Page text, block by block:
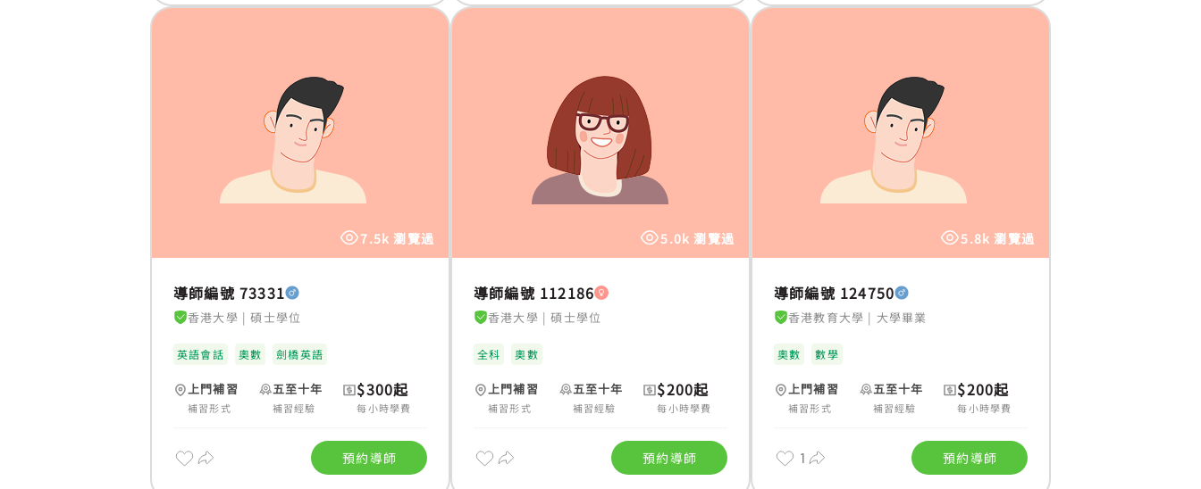
7.5k 瀏覽過
導師編號 73331
香港大學 |碩士學位
英語會話 奧數 劍橋英語
上門補習
補習形式
五至十年
補習經驗
$300起
每小時學費
預約導師
5.0k 瀏覽過
導師編號 112186
香港大學 |碩士學位
全科 奧數
上門補習
補習形式
五至十年
補習經驗
$200起
每小時學費
預約導師
5.8k 瀏覽過
導師編號 124750
香港教育大學 | 大學畢業
奧數 數學
上門補習
補習形式
五至十年
補習經驗
$200起
每小時學費
1 預約導師